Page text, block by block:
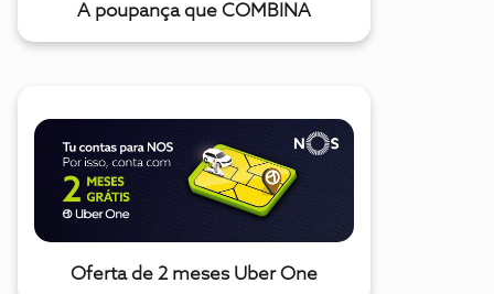
A poupança que COMBINA
Oferta de 2 meses Uber One